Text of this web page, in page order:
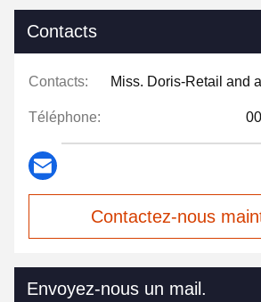
Contacts
Contacts: Miss. Doris-Retail and
Téléphone:
Contactez-nous
Envoyez-nous un mail.